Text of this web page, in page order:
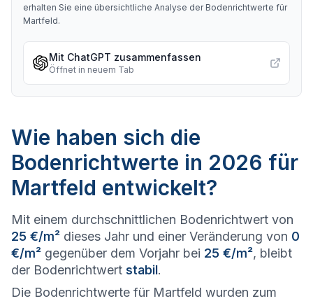
erhalten Sie eine übersichtliche Analyse der Bodenrichtwerte für
Martfeld.
Mit ChatGPT zusammenfassen
Öffnet in neuem Tab
Wie haben sich die
Bodenrichtwerte in 2026 für
Martfeld entwickelt?
Mit einem durchschnittlichen Bodenrichtwert von
25 €/m² dieses Jahr und einer Veränderung von 0
€/m² gegenüber dem Vorjahr bei 25 €/m², bleibt
der Bodenrichtwert stabil.
Die Bodenrichtwerte für Martfeld wurden zum